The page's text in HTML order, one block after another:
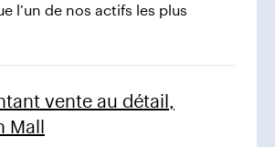
l’un de nos actifs les plus
vente au détail,
Mall